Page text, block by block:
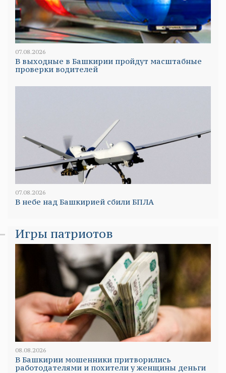
07.08.2026
В выходные в Башкирии пройдут масштабные
проверки водителей
07.08.2026
В небе над Башкирией сбили БПЛА
Игры патриотов
08.08.2026
В Башкирии мошенники притворились
работодателями и похители у женщины деньги